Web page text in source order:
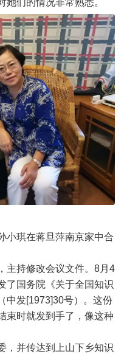
们的情况非常熟悉。
小琪在蒋旦萍南京家中合
主持修改会议文件。8月4
了国务院《关于全国知识
中发[1973]30号）。这份
束时就发到手了，像这种
，并传达到上山下乡知识